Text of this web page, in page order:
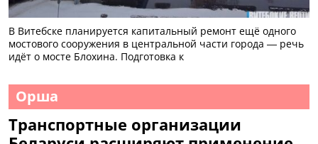
В Витебске планируется капитальный ремонт ещё одного
мостового сооружения в центральной части города — речь
идёт о мосте Блохина. Подготовка к
Орша
Транспортные организации